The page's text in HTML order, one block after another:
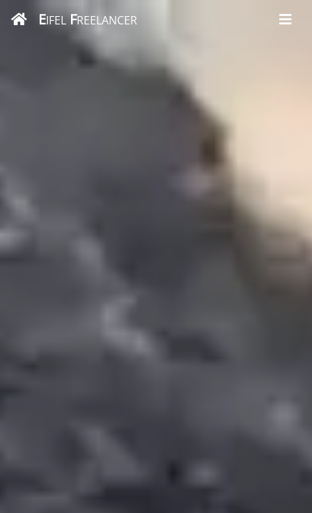
EIFELFREELANCER